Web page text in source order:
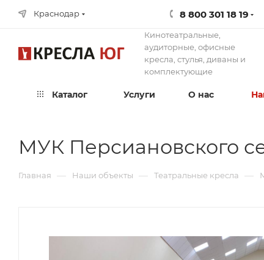
Краснодар 8 800 301 18 19
Кинотеатральные,
аудиторные, офисные
кресла, стулья, диваны и
комплектующие
Каталог Услуги О нас
МУК Персиановского
Главная — Наши объекты — Театральные кресла —